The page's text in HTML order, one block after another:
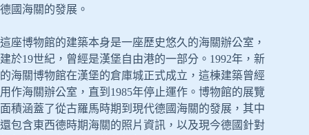
德國海關的發展。
這座博物館的建築本身是一座歷史悠久的海關辦公室，
建於19世紀，曾經是漢堡自由港的一部分。1992年，新
的海關博物館在漢堡的倉庫城正式成立，這棟建築曾經
用作海關辦公室，直到1985年停止運作。博物館的展覽
面積涵蓋了從古羅馬時期到現代德國海關的發展，其中
還包含東西德時期海關的照片資訊，以及現今德國針對